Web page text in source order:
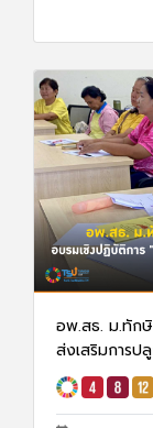
อพ.สธ. ม.ทัก
ส่งเสริมการป